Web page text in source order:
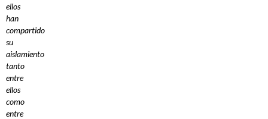
ellos
han
compartido
su
aislamiento
tanto
entre
ellos
como
entre